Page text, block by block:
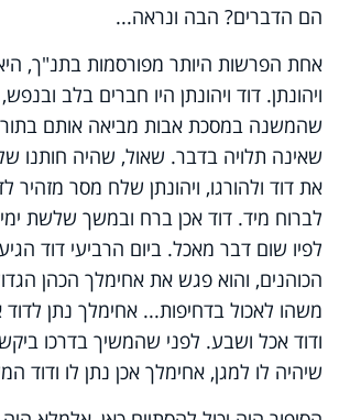
הם הדברים? הבה ונראה...
אחת הפרשות היותר מפורסמות בתנ"ך,
ויהונתן. דוד ויהונתן היו חברים בלב
שהמשנה במסכת אבות מביאה אותם
שאינה תלויה בדבר. שאול, שהיה חותנו
את דוד ולהורגו, ויהונתן שלח מסר מזהיר
לברוח מיד. דוד אכן ברח ובמשך שלשת
לפיו שום דבר מאכל. ביום הרביעי דוד
הכוהנים, והוא פגש את אחימלך הכהן
משהו לאכול בדחיפות... אחימלך נתן
ודוד אכל ושבע. לפני שהמשיך בדרכו
שיהיה לו למגן, אחימלך אכן נתן לו ודוד